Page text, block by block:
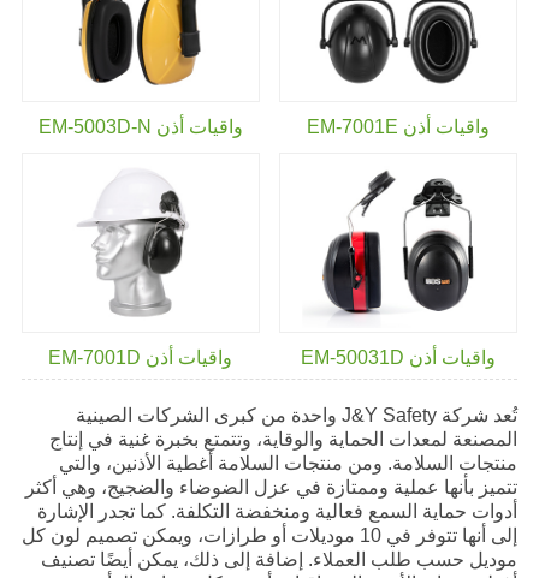
واقيات أذن EM-7001E واقيات أذن EM-5003D-N
واقيات أذن EM-50031D واقيات أذن EM-7001D
تُعد شركة J&Y Safety واحدة من كبرى الشركات الصينية
المصنعة لمعدات الحماية والوقاية، وتتمتع بخبرة غنية في إنتاج
منتجات السلامة. ومن منتجات السلامة أغطية الأذنين، والتي
تتميز بأنها عملية وممتازة في عزل الضوضاء والضجيج، وهي أكثر
أدوات حماية السمع فعالية ومنخفضة التكلفة. كما تجدر الإشارة
إلى أنها تتوفر في 10 موديلات أو طرازات، ويمكن تصميم لون كل
موديل حسب طلب العملاء. إضافة إلى ذلك، يمكن أيضًا تصنيف